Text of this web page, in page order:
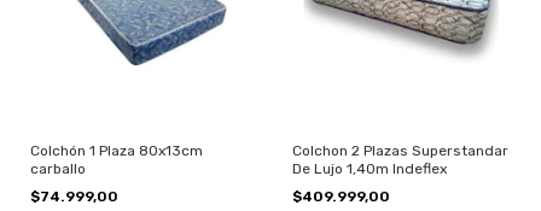
Colchón 1 Plaza 80x13cm
carballo
$74.999,00
Colchon 2 Plazas Superstandar
De Lujo 1,40m Indeflex
$409.999,00